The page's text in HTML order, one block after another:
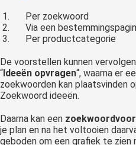
Per zoekwoord
Via een
Per productcategorie
De voorstellen kunnen
“Ideeën opvragen“, waarna er
zoekwoorden kan plaatsvinden
Zoekwoord ideeën.
Daarna kan een
je plan en na het voltooien
geboden om een grafiek te